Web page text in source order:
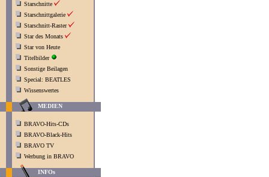
Starschnitte
Starschnittgalerie
Starschnitt-Raster
Star des Monats
Star von Heute
Titelbilder
Sonstige Beilagen
Special: BEATLES
Wissenswertes
MEDIEN
BRAVO-Hits-CDs
BRAVO-Black-Hits
BRAVO TV
Werbung in BRAVO
INFOs